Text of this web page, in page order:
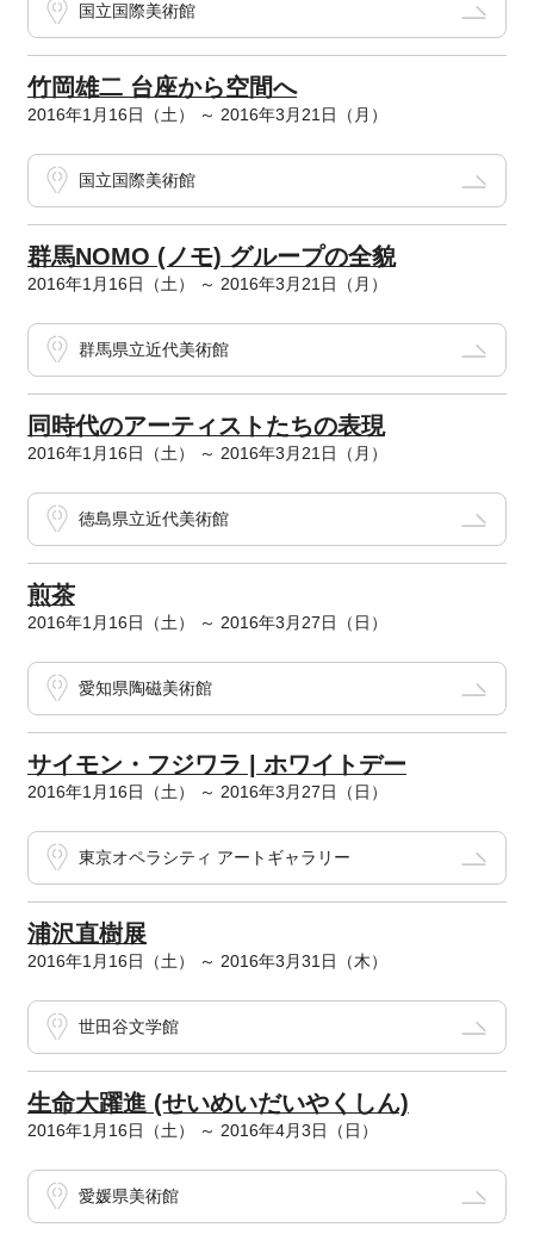
国立国際美術館
竹岡雄二 台座から空間へ
2016年1月16日（土） ～ 2016年3月21日（月）
国立国際美術館
群馬NOMO (ノモ) グループの全貌
2016年1月16日（土） ～ 2016年3月21日（月）
群馬県立近代美術館
同時代のアーティストたちの表現
2016年1月16日（土） ～ 2016年3月21日（月）
徳島県立近代美術館
煎茶
2016年1月16日（土） ～ 2016年3月27日（日）
愛知県陶磁美術館
サイモン・フジワラ | ホワイトデー
2016年1月16日（土） ～ 2016年3月27日（日）
東京オペラシティ アートギャラリー
浦沢直樹展
2016年1月16日（土） ～ 2016年3月31日（木）
世田谷文学館
生命大躍進 (せいめいだいやくしん)
2016年1月16日（土） ～ 2016年4月3日（日）
愛媛県美術館